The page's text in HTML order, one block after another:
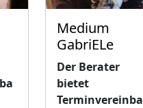
Medium
GabriELe
Der Berater
bietet
Terminvereinba